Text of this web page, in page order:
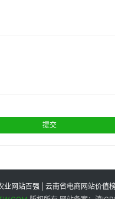
提交
业网站百强 | 云南省电商网站价值